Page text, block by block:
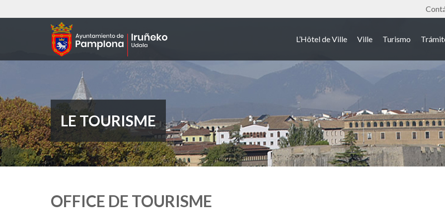
au
L’Hôtel de Ville Ville Turismo
LE TOURISME
OFFICE DE TOURISME